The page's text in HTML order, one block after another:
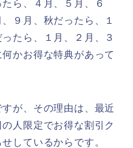
ら、４月、５月、６
９月、秋だったら、１
たら、１月、２月、３
かお得な特典があって
が、その理由は、最近
人限定でお得な割引ク
しているからです。